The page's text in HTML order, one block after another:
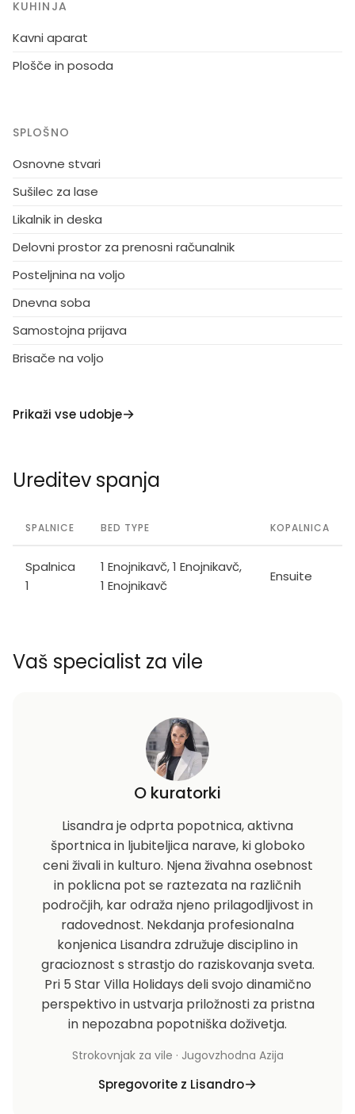
KUHINJA
Kavni aparat
Plošče in posoda
SPLOŠNO
Osnovne stvari
Sušilec za lase
Likalnik in deska
Delovni prostor za prenosni računalnik
Posteljnina na voljo
Dnevna soba
Samostojna prijava
Brisače na voljo
Prikaži vse udobje
Ureditev spanja
SPALNICE BED TYPE KOPALNICA
Spalnica
1
1 Enojnikavč, 1 Enojnikavč,
1 Enojnikavč
Ensuite
Vaš specialist za vile
O kuratorki
Lisandra je odprta popotnica, aktivna
športnica in ljubiteljica narave, ki globoko
ceni živali in kulturo. Njena živahna osebnost
in poklicna pot se raztezata na različnih
področjih, kar odraža njeno prilagodljivost in
radovednost. Nekdanja profesionalna
konjenica Lisandra združuje disciplino in
gracioznost s strastjo do raziskovanja sveta.
Pri 5 Star Villa Holidays deli svojo dinamično
perspektivo in ustvarja priložnosti za pristna
in nepozabna popotniška doživetja.
Strokovnjak za vile · Jugovzhodna Azija
Spregovorite z Lisandro